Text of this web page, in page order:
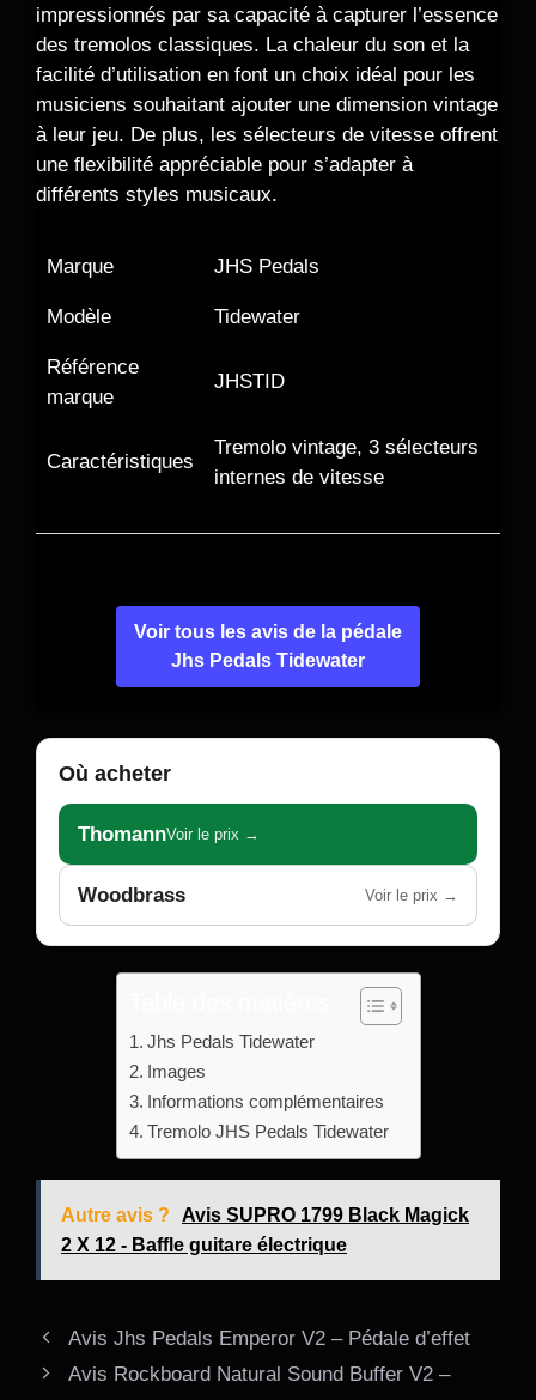
impressionnés par sa capacité à capturer l’essence
des tremolos classiques. La chaleur du son et la
facilité d’utilisation en font un choix idéal pour les
musiciens souhaitant ajouter une dimension vintage
à leur jeu. De plus, les sélecteurs de vitesse offrent
une flexibilité appréciable pour s’adapter à
différents styles musicaux.
Marque JHS Pedals
Modèle Tidewater
Référence
marque
JHSTID
Caractéristiques
Tremolo vintage, 3 sélecteurs
internes de vitesse
Voir tous les avis de la pédale
Jhs Pedals Tidewater
Où acheter
ThomannVoir le prix →
Woodbrass Voir le prix →
Jhs Pedals Tidewater
Images
Informations complémentaires
Tremolo JHS Pedals Tidewater
Autre avis ?
Avis SUPRO 1799 Black Magick
2 X 12 - Baffle guitare électrique
Avis Jhs Pedals Emperor V2 – Pédale d’effet
Avis Rockboard Natural Sound Buffer V2 –